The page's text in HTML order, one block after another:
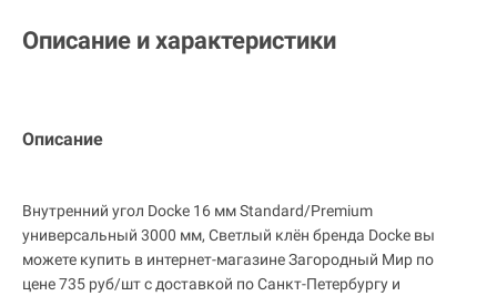
Описание и характеристики
Описание
Внутренний угол Docke 16 мм Standard/Premium
универсальный 3000 мм, Светлый клён бренда Docke вы
можете купить в интернет-магазине Загородный Мир по
цене 735 руб/шт с доставкой по Санкт-Петербургу и